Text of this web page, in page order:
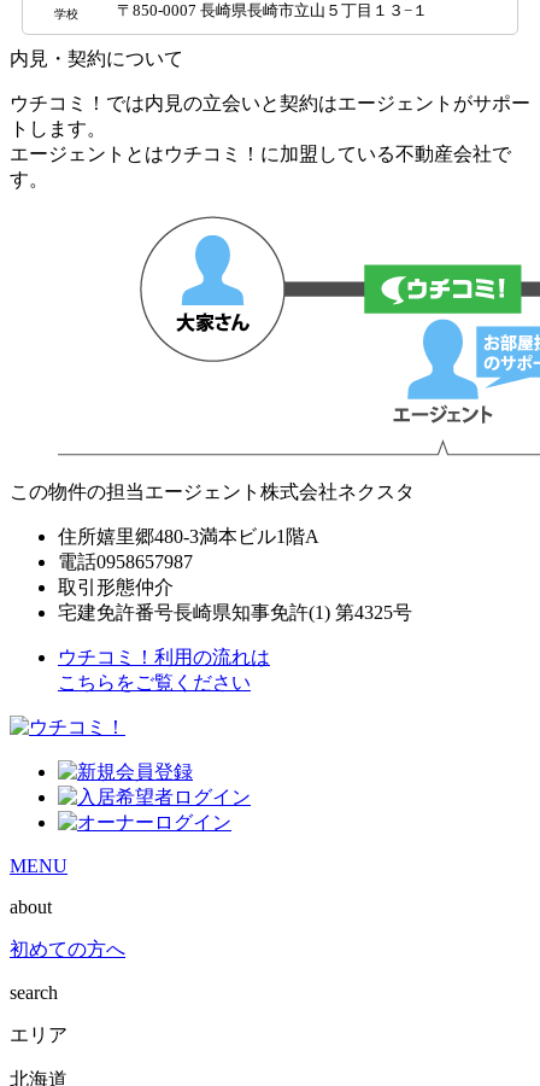
学校 〒850-0007 長崎県長崎市立山５丁目１３−１
内見・契約について
ウチコミ！では内見の立会いと契約はエージェントがサポー
トします。
エージェントとはウチコミ！に加盟している不動産会社で
す。
この物件の担当エージェント 株式会社ネクスタ
住所嬉里郷480-3満本ビル1階A
電話0958657987
取引形態仲介
宅建免許番号長崎県知事免許(1) 第4325号
ウチコミ！利用の流れは
こちらをご覧ください
MENU
about
初めての方へ
search
エリア
北海道